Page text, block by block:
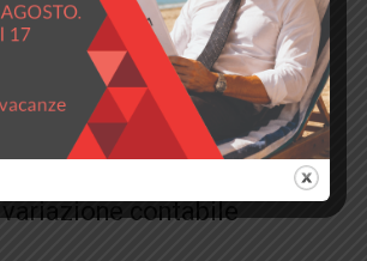
pari opportunità tra uomini
lavoro. Esenzione
per i datori di lavoro
della parità tra i sessi ai
46bis del decreto-
contabile